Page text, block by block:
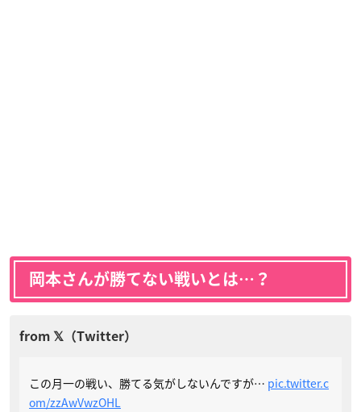
岡本さんが勝てない戦いとは…？
この月一の戦い、勝てる気がしないんですが… pic.twitter.c
om/zzAwVwzOHL